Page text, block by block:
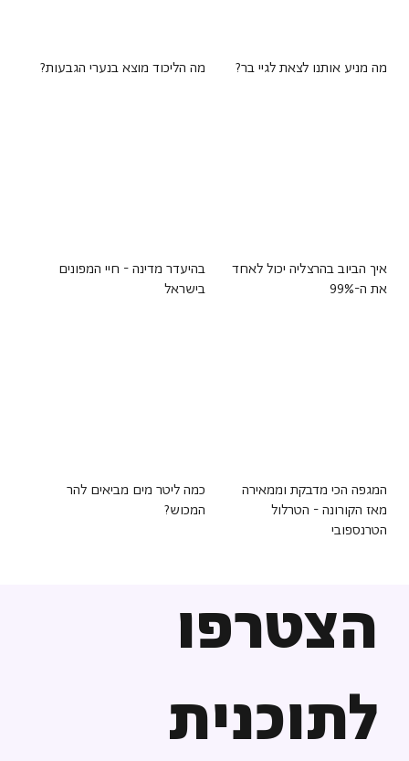
הצטרפו
לתוכנית
מה מניע אותנו לצאת לגיי בר? מה הליכוד מוצא בנערי הגבעות?
איך הביוב בהרצליה יכול לאחד
את ה-99%
בהיעדר מדינה - חיי המפונים
בישראל
המגפה הכי מדבקת וממאירה
מאז הקורונה - הטרלול
הטרנספובי
כמה ליטר מים מביאים להר
המכוש?